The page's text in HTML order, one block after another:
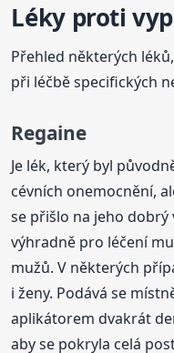
Léky proti
Přehled některých
při léčbě specifických
Regaine
Je lék, který byl
cévních onemocnění,
se přišlo na jeho dobrý
výhradně pro léčení
mužů. V některých
i ženy. Podává se
aplikátorem dvakrát
aby se pokryla celá